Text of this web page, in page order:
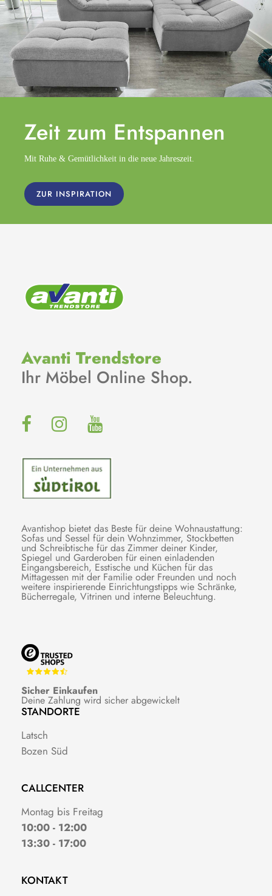
Zeit zum Entspannen
Mit Ruhe & Gemütlichkeit in die neue Jahreszeit.
ZUR INSPIRATION
Avanti Trendstore
Ihr Möbel Online Shop.
Avantishop bietet das Beste für deine Wohnaustattung:
Sofas und Sessel für dein Wohnzimmer, Stockbetten
und Schreibtische für das Zimmer deiner Kinder,
Spiegel und Garderoben für einen einladenden
Eingangsbereich, Esstische und Küchen für das
Mittagessen mit der Familie oder Freunden und noch
weitere inspirierende Einrichtungstipps wie Schränke,
Bücherregale, Vitrinen und interne Beleuchtung.
Sicher Einkaufen
Deine Zahlung wird sicher abgewickelt
STANDORTE
Latsch
Bozen Süd
CALLCENTER
Montag bis Freitag
10:00 - 12:00
13:30 - 17:00
KONTAKT